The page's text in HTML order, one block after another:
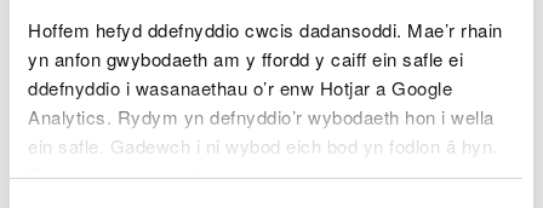
Hoffem hefyd ddefnyddio cwcis dadansoddi. Mae’r rhain
yn anfon gwybodaeth am y ffordd y caiff ein safle ei
ddefnyddio i wasanaethau o’r enw Hotjar a Google
Analytics. Rydym yn defnyddio’r wybodaeth hon i wella
ein safle. Gadewch i ni wybod eich bod yn fodlon â hyn.
Byddwn yn defnyddio cwci i gadw eich dewis.
IDD Annual Return CYM 202425
POWYSLAND
PDF [244.1 KB]
IDD Annual Return CYM 202425